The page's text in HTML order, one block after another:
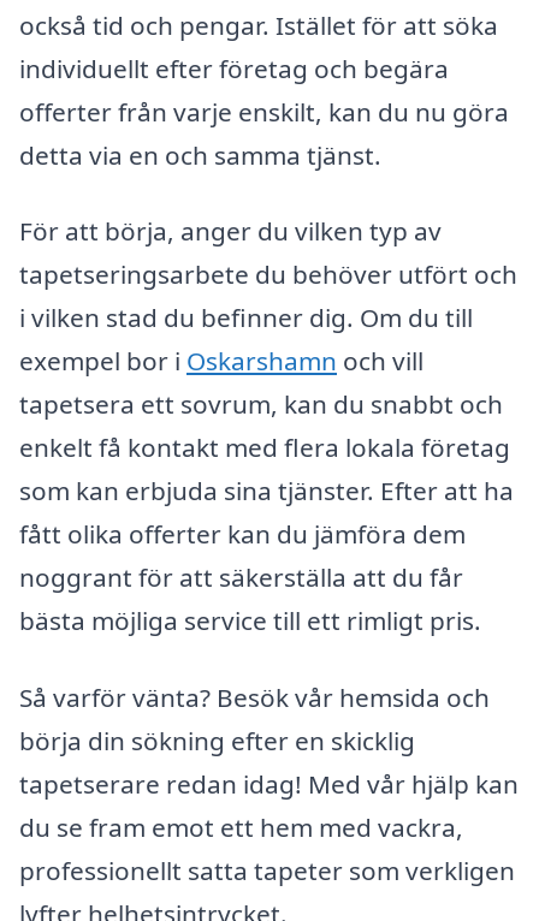
också tid och pengar. Istället för att söka
individuellt efter företag och begära
offerter från varje enskilt, kan du nu göra
detta via en och samma tjänst.
För att börja, anger du vilken typ av
tapetseringsarbete du behöver utfört och
i vilken stad du befinner dig. Om du till
exempel bor i Oskarshamn och vill
tapetsera ett sovrum, kan du snabbt och
enkelt få kontakt med flera lokala företag
som kan erbjuda sina tjänster. Efter att ha
fått olika offerter kan du jämföra dem
noggrant för att säkerställa att du får
bästa möjliga service till ett rimligt pris.
Så varför vänta? Besök vår hemsida och
börja din sökning efter en skicklig
tapetserare redan idag! Med vår hjälp kan
du se fram emot ett hem med vackra,
professionellt satta tapeter som verkligen
lyfter helhetsintrycket.